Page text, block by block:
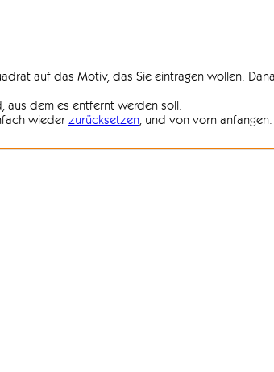
auf das Motiv, das Sie eintragen wollen.
aus dem es entfernt werden soll.
wieder zurücksetzen, und von vorn anfangen.